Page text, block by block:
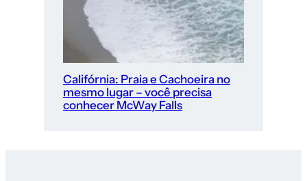
Califórnia: Praia e Cachoeira no
mesmo lugar – você precisa
conhecer McWay Falls